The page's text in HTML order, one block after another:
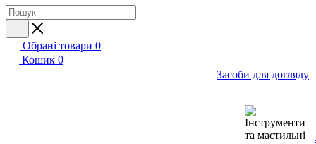
Обрані товари 0
Кошик 0
Засоби для догляду